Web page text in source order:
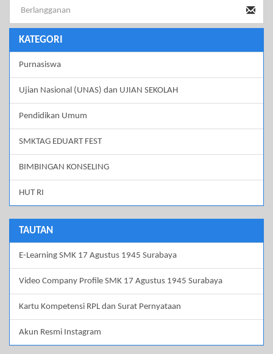
KATEGORI
Purnasiswa
Ujian Nasional (UNAS) dan UJIAN SEKOLAH
Pendidikan Umum
SMKTAG EDUART FEST
BIMBINGAN KONSELING
HUT RI
TAUTAN
E-Learning SMK 17 Agustus 1945 Surabaya
Video Company Profile SMK 17 Agustus 1945 Surabaya
Kartu Kompetensi RPL dan Surat Pernyataan
Akun Resmi Instagram